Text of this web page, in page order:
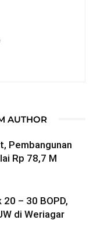
AUTHOR
Pembangunan
Rp 78,7 M
20 – 30 BOPD,
di Weriagar